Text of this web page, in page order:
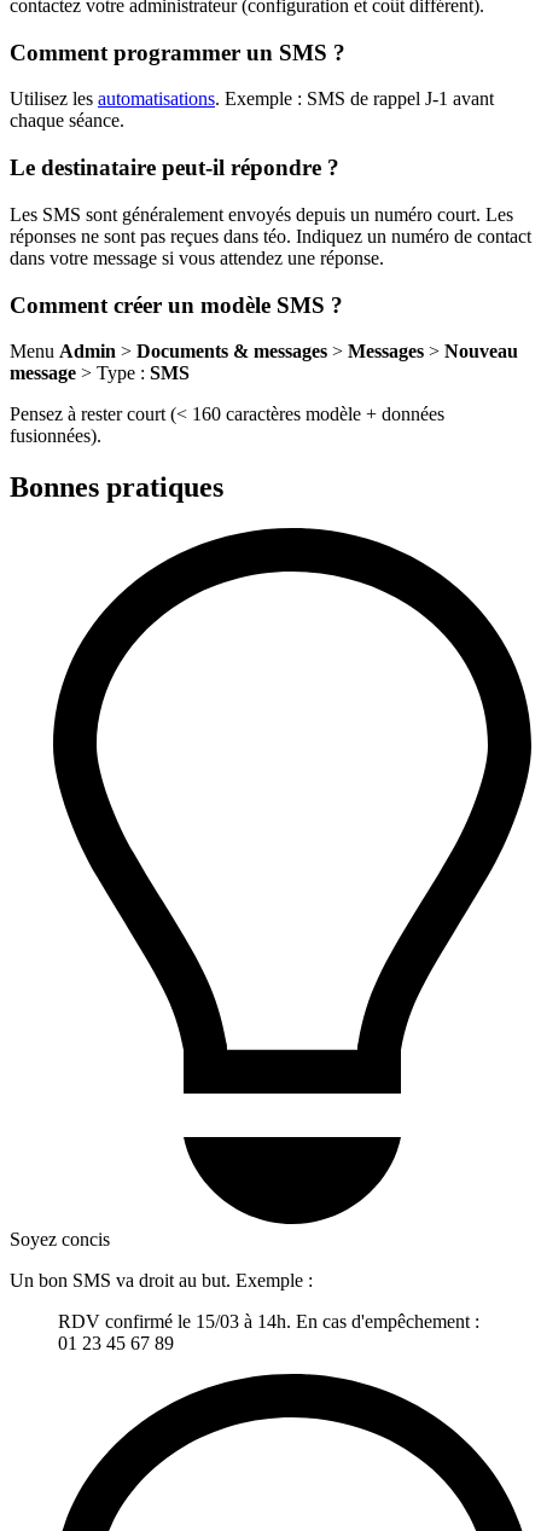
contactez votre administrateur (configuration et coût différent).
Comment programmer un SMS ?
Utilisez les automatisations. Exemple : SMS de rappel J-1 avant
chaque séance.
Le destinataire peut-il répondre ?
Les SMS sont généralement envoyés depuis un numéro court. Les
réponses ne sont pas reçues dans téo. Indiquez un numéro de contact
dans votre message si vous attendez une réponse.
Comment créer un modèle SMS ?
Menu Admin > Documents & messages > Messages > Nouveau
message > Type : SMS
Pensez à rester court (< 160 caractères modèle + données
fusionnées).
Bonnes pratiques
Soyez concis
Un bon SMS va droit au but. Exemple :
RDV confirmé le 15/03 à 14h. En cas d'empêchement :
01 23 45 67 89